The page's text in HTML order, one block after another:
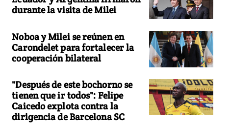
durante la visita de Milei
Noboa y Milei se reúnen en
Carondelet para fortalecer la
cooperación bilateral
"Después de este bochorno se
tienen que ir todos": Felipe
Caicedo explota contra la
dirigencia de Barcelona SC